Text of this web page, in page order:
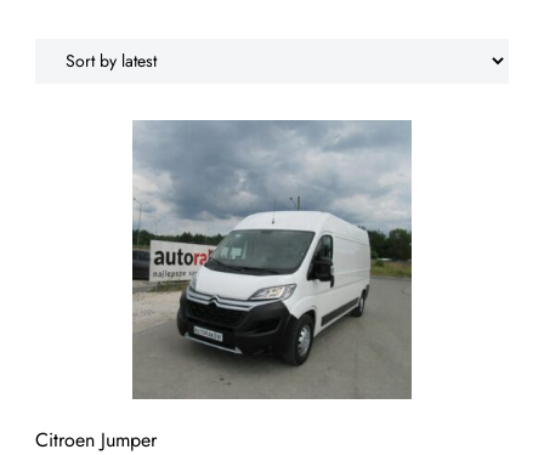
Citroen Jumper